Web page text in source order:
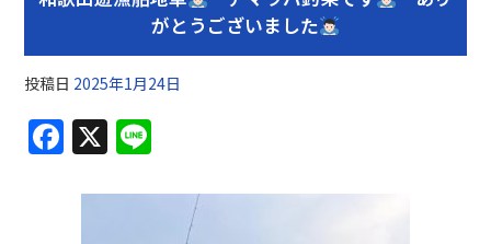
がとうございました
投稿日 2025年1月24日
F
a
c
X
e